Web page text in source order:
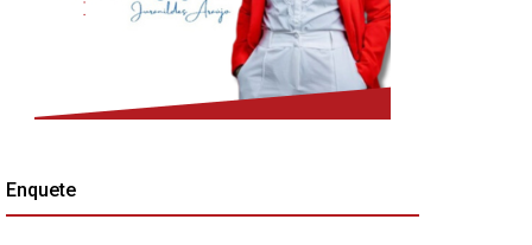
Enquete